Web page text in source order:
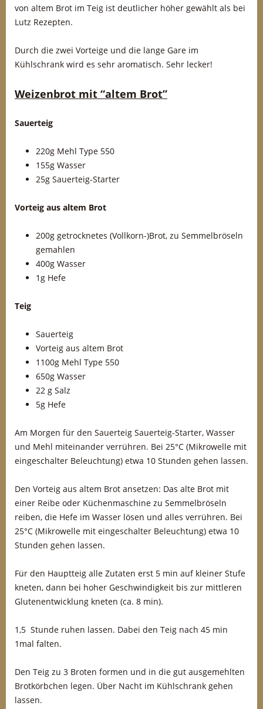
von altem Brot im Teig ist deutlicher höher gewählt als bei
Lutz Rezepten.
Durch die zwei Vorteige und die lange Gare im
Kühlschrank wird es sehr aromatisch. Sehr lecker!
Weizenbrot mit “altem Brot”
Sauerteig
220g Mehl Type 550
155g Wasser
25g Sauerteig-Starter
Vorteig aus altem Brot
200g getrocknetes (Vollkorn-)Brot, zu Semmelbröseln
gemahlen
400g Wasser
1g Hefe
Teig
Sauerteig
Vorteig aus altem Brot
1100g Mehl Type 550
650g Wasser
22 g Salz
5g Hefe
Am Morgen für den Sauerteig Sauerteig-Starter, Wasser
und Mehl miteinander verrühren. Bei 25°C (Mikrowelle mit
eingeschalter Beleuchtung) etwa 10 Stunden gehen lassen.
Den Vorteig aus altem Brot ansetzen: Das alte Brot mit
einer Reibe oder Küchenmaschine zu Semmelbröseln
reiben, die Hefe im Wasser lösen und alles verrühren. Bei
25°C (Mikrowelle mit eingeschalter Beleuchtung) etwa 10
Stunden gehen lassen.
Für den Hauptteig alle Zutaten erst 5 min auf kleiner Stufe
kneten, dann bei hoher Geschwindigkeit bis zur mittleren
Glutenentwicklung kneten (ca. 8 min).
1,5 Stunde ruhen lassen. Dabei den Teig nach 45 min
1mal falten.
Den Teig zu 3 Broten formen und in die gut ausgemehlten
Brotkörbchen legen. Über Nacht im Kühlschrank gehen
lassen.